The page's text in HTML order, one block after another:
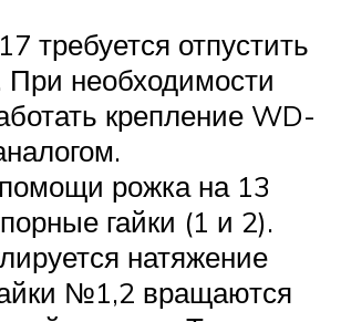
требуется отпустить
При необходимости
крепление WD-
рожка на 13
гайки (1 и 2).
натяжение
№1,2 вращаются